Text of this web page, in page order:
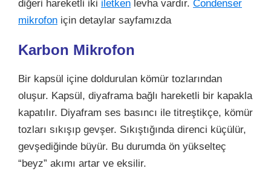
diğeri hareketli iki iletken levha vardır. Condenser
mikrofon için detaylar sayfamızda
Karbon Mikrofon
Bir kapsül içine doldurulan kömür tozlarından
oluşur. Kapsül, diyaframa bağlı hareketli bir kapakla
kapatılır. Diyafram ses basıncı ile titreştikçe, kömür
tozları sıkışıp gevşer. Sıkıştığında direnci küçülür,
gevşediğinde büyür. Bu durumda ön yükselteç
“beyz” akımı artar ve eksilir.